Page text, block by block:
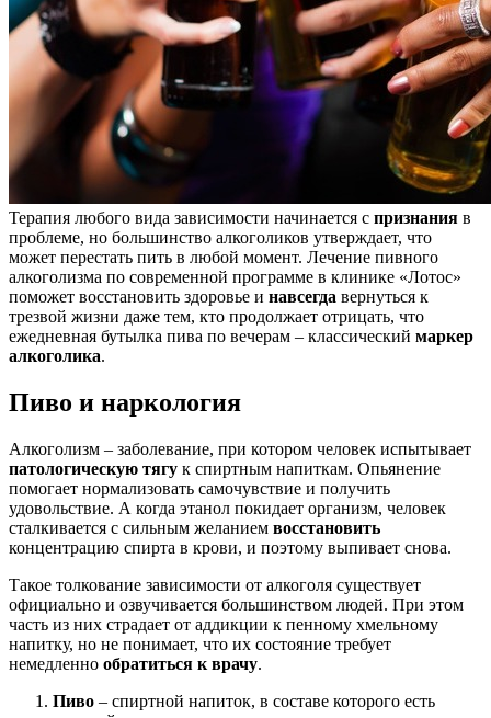
Терапия любого вида зависимости начинается с признания в
проблеме, но большинство алкоголиков утверждает, что
может перестать пить в любой момент. Лечение пивного
алкоголизма по современной программе в клинике «Лотос»
поможет восстановить здоровье и навсегда вернуться к
трезвой жизни даже тем, кто продолжает отрицать, что
ежедневная бутылка пива по вечерам – классический маркер
алкоголика.
Пиво и наркология
Алкоголизм – заболевание, при котором человек испытывает
патологическую тягу к спиртным напиткам. Опьянение
помогает нормализовать самочувствие и получить
удовольствие. А когда этанол покидает организм, человек
сталкивается с сильным желанием восстановить
концентрацию спирта в крови, и поэтому выпивает снова.
Такое толкование зависимости от алкоголя существует
официально и озвучивается большинством людей. При этом
часть из них страдает от аддикции к пенному хмельному
напитку, но не понимает, что их состояние требует
немедленно обратиться к врачу.
Пиво – спиртной напиток, в составе которого есть